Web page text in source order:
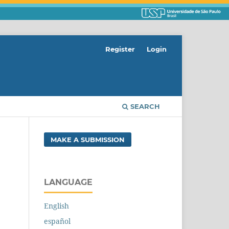
SEARCH
Register Login
MAKE A SUBMISSION
LANGUAGE
English
español